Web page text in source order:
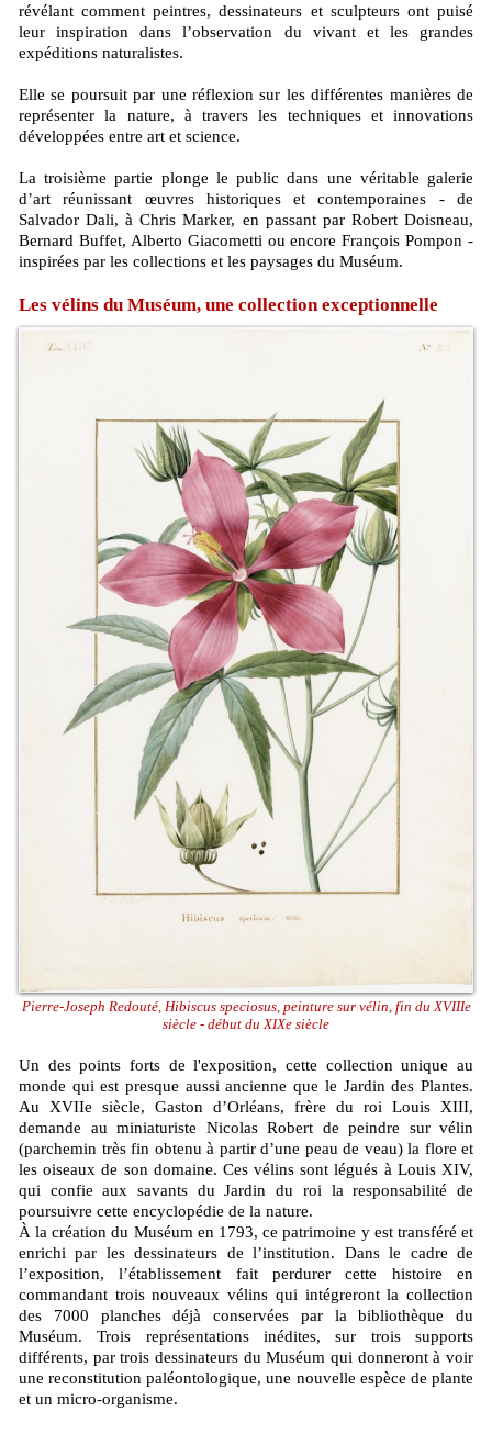
révélant comment peintres, dessinateurs et sculpteurs ont puisé
leur inspiration dans l’observation du vivant et les grandes
expéditions naturalistes.
Elle se poursuit par une réflexion sur les différentes manières de
représenter la nature, à travers les techniques et innovations
développées entre art et science.
La troisième partie plonge le public dans une véritable galerie
d’art réunissant œuvres historiques et contemporaines - de
Salvador Dali, à Chris Marker, en passant par Robert Doisneau,
Bernard Buffet, Alberto Giacometti ou encore François Pompon -
inspirées par les collections et les paysages du Muséum.
Les vélins du Muséum, une collection exceptionnelle
Pierre-Joseph Redouté, Hibiscus speciosus, peinture sur vélin, fin du XVIIIe
siècle - début du XIXe siècle
Un des points forts de l'exposition, cette collection unique au
monde qui est presque aussi ancienne que le Jardin des Plantes.
Au XVIIe siècle, Gaston d’Orléans, frère du roi Louis XIII,
demande au miniaturiste Nicolas Robert de peindre sur vélin
(parchemin très fin obtenu à partir d’une peau de veau) la flore et
les oiseaux de son domaine. Ces vélins sont légués à Louis XIV,
qui confie aux savants du Jardin du roi la responsabilité de
poursuivre cette encyclopédie de la nature.
À la création du Muséum en 1793, ce patrimoine y est transféré et
enrichi par les dessinateurs de l’institution. Dans le cadre de
l’exposition, l’établissement fait perdurer cette histoire en
commandant trois nouveaux vélins qui intégreront la collection
des 7000 planches déjà conservées par la bibliothèque du
Muséum. Trois représentations inédites, sur trois supports
différents, par trois dessinateurs du Muséum qui donneront à voir
une reconstitution paléontologique, une nouvelle espèce de plante
et un micro-organisme.